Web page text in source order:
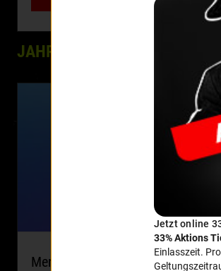
JAHRESKARTEN
Merlin Abenteuer-Pass